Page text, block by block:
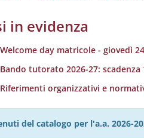
in evidenza
day matricole - giovedì
tutorato 2026-27: scadenza
organizzativi e
del catalogo per l'a.a. 2026-